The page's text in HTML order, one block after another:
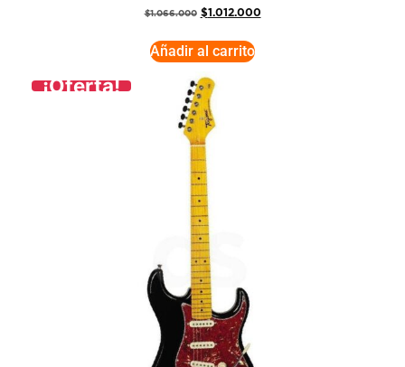
$1.066.000 $1.012.000
Añadir al carrito
¡Oferta!